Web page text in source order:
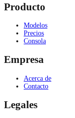
Producto
Modelos
Precios
Consola
Empresa
Acerca de
Contacto
Legales